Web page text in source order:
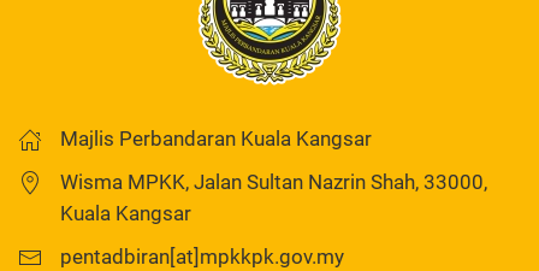
Majlis Perbandaran Kuala Kangsar
Wisma MPKK, Jalan Sultan Nazrin Shah, 33000,
Kuala Kangsar
pentadbiran[at]mpkkpk.gov.my